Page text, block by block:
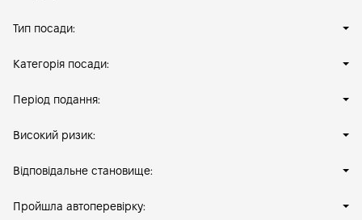
Тип посади:
Категорія посади:
Період подання:
Високий ризик:
Відповідальне становище:
Пройшла автоперевірку: